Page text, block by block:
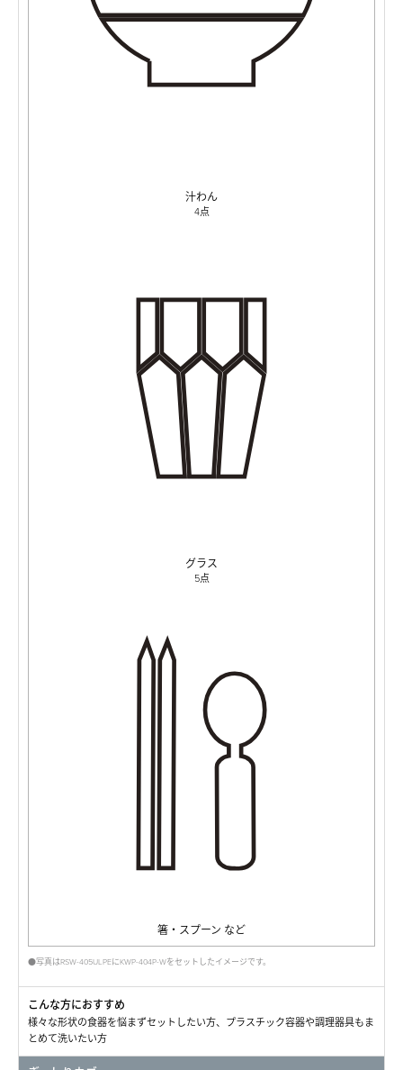
汁わん
4点
グラス
5点
箸・スプーン など
●写真はRSW-405ULPEにKWP-404P-Wをセットしたイメージです。
こんな方におすすめ
様々な形状の食器を悩まずセットしたい方、プラスチック容器や調理器具もま
とめて洗いたい方